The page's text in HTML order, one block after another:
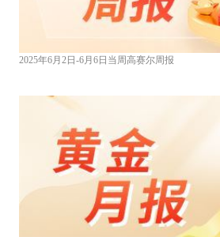
2025年6月2日-6月6日当周高赛尔周报